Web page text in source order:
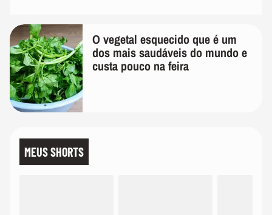
O vegetal esquecido que é um
dos mais saudáveis do mundo e
custa pouco na feira
MEUS SHORTS